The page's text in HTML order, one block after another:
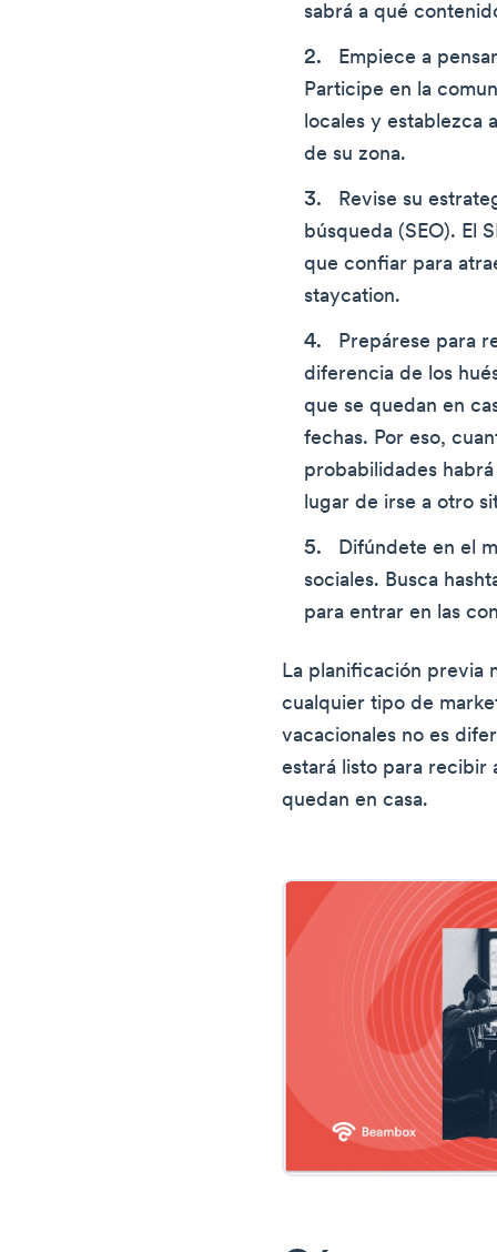
sabrá a qué
Empiece a
Participe en la
locales y establezca
de su zona.
Revise su
búsqueda (SEO). El
que confiar para
staycation.
Prepárese para
diferencia de los
que se quedan en
fechas. Por eso,
probabilidades
lugar de irse a otro
Difúndete en el
sociales. Busca
para entrar en las
La planificación previa
cualquier tipo de
vacacionales no es
estará listo para recibir
quedan en casa.